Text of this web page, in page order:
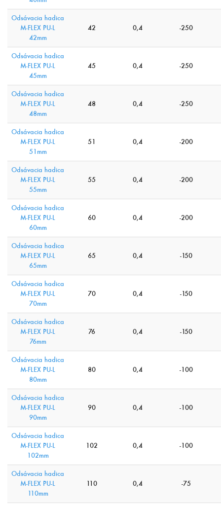
Odsávacia hadica
M-FLEX PU-L
42mm
42 0,4 -250
Odsávacia hadica
M-FLEX PU-L
45mm
45 0,4 -250
Odsávacia hadica
M-FLEX PU-L
48mm
48 0,4 -250
Odsávacia hadica
M-FLEX PU-L
51mm
51 0,4 -200
Odsávacia hadica
M-FLEX PU-L
55mm
55 0,4 -200
Odsávacia hadica
M-FLEX PU-L
60mm
60 0,4 -200
Odsávacia hadica
M-FLEX PU-L
65mm
65 0,4 -150
Odsávacia hadica
M-FLEX PU-L
70mm
70 0,4 -150
Odsávacia hadica
M-FLEX PU-L
76mm
76 0,4 -150
Odsávacia hadica
M-FLEX PU-L
80mm
80 0,4 -100
Odsávacia hadica
M-FLEX PU-L
90mm
90 0,4 -100
Odsávacia hadica
M-FLEX PU-L
102mm
102 0,4 -100
Odsávacia hadica
M-FLEX PU-L
110mm
110 0,4 -75